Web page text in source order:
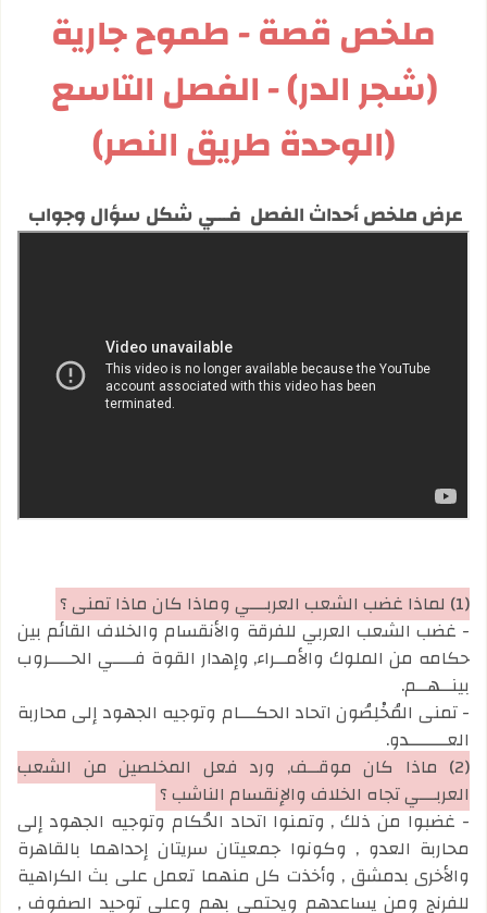
ملخص قصة - طموح جارية
(شجر الدر) - الفصل التاسع
(الوحدة طريق النصر)
عرض ملخص أحداث الفصل فـــي شكل سؤال وجواب
(1) لماذا غضب الشعب العربـــي وماذا كان ماذا تمنى ؟
- غضب الشعب العربي للفرقة والأنقسام والخلاف القائم بين
حكامه من الملوك والأمــراء, وإهدار القوة فــــي الحــــروب
بينــهــم.
- تمنى المُخْلِصُون اتحاد الحكـــام وتوجيه الجهود إلى محاربة
العـــــــدو.
(2) ماذا كان موقــف, ورد فعل المخلصين من الشعب
العربـــي تجاه الخلاف والإنقسام الناشب ؟
- غضبوا من ذلك , وتمنوا اتحاد الحُكام وتوجيه الجهود إلى
محاربة العدو , وكونوا جمعيتان سريتان إحداهما بالقاهرة
والأخرى بدمشق , وأخذت كل منهما تعمل على بث الكراهية
للفرنج ومن يساعدهم ويحتمي بهم وعلى توحيد الصفوف ,